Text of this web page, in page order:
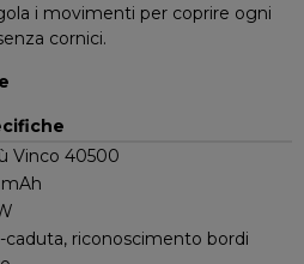
i movimenti per coprire ogni
cornici.
Vinco 40500
caduta, riconoscimento bordi